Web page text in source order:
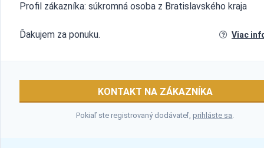
Profil zákazníka: súkromná osoba z Bratislavského kraja
Ďakujem za ponuku. Viac
KONTAKT NA ZÁKAZNÍKA
Pokiaľ ste registrovaný dodávateľ,prihláste sa.